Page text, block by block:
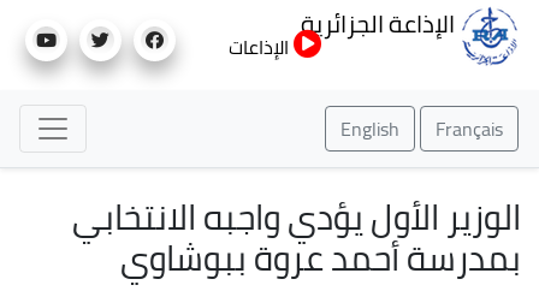
إلى
الإذاعة الجزائرية
الإذاعات
Français
English
الوزير الأول يؤدي واجبه الانتخابي
بمدرسة أحمد عروة ببوشاوي